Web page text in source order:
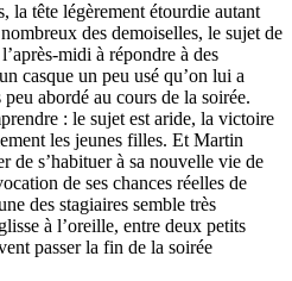
la tête légèrement étourdie autant
des demoiselles, le sujet de
midi à répondre à des
casque un peu usé qu’on lui a
abordé au cours de la soirée.
: le sujet est aride, la victoire
les jeunes filles. Et Martin
de s’habituer à sa nouvelle vie de
de ses chances réelles de
des stagiaires semble très
à l’oreille, entre deux petits
passer la fin de la soirée